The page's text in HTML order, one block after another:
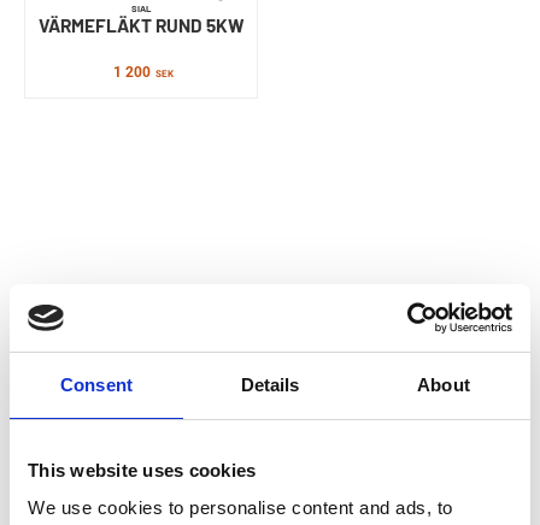
Consent Details About
This website uses cookies
We use cookies to personalise content and ads, to
SIAL
VÄRMEFLÄKT RUND 5KW
1 200 SEK